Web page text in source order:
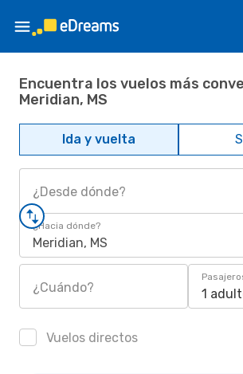
Encuentra los vuelos más
Meridian, MS
Ida y vuelta
¿Desde dónde?
¿Hacia dónde?
Meridian, MS
¿Cuándo? 1
Vuelos directos